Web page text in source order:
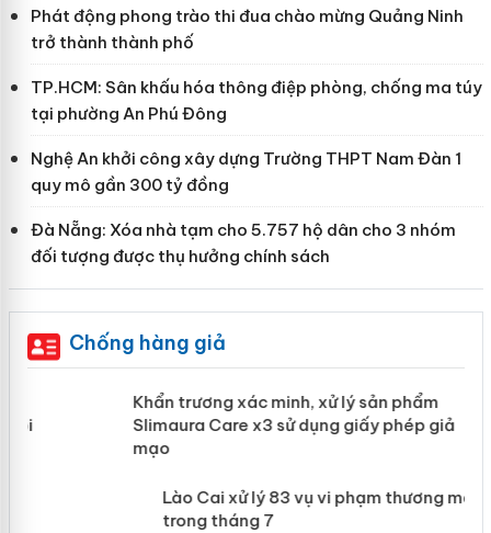
Phát động phong trào thi đua chào mừng Quảng Ninh
trở thành thành phố
TP.HCM: Sân khấu hóa thông điệp phòng, chống ma túy
tại phường An Phú Đông
Nghệ An khởi công xây dựng Trường THPT Nam Đàn 1
quy mô gần 300 tỷ đồng
Đà Nẵng: Xóa nhà tạm cho 5.757 hộ dân cho 3 nhóm
đối tượng được thụ hưởng chính sách
Chống hàng giả
Khẩn trương xác minh, xử lý sản phẩm
Slimaura Care x3 sử dụng giấy phép
giả mạo